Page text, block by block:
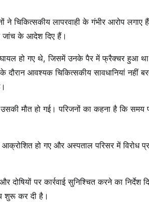
ने चिकित्सकीय लापरवाही के गंभीर आरोप लगाए
जांच के आदेश दिए हैं।
घायल हो गए थे, जिसमें उनके पैर में फ्रैक्चर हुआ
दौरान आवश्यक चिकित्सकीय सावधानियां नहीं
मौत हो गई। परिजनों का कहना है कि समय
हो गए और अस्पताल परिसर में विरोध
पर कार्रवाई सुनिश्चित करने का निर्देश
शुरू कर दी है।